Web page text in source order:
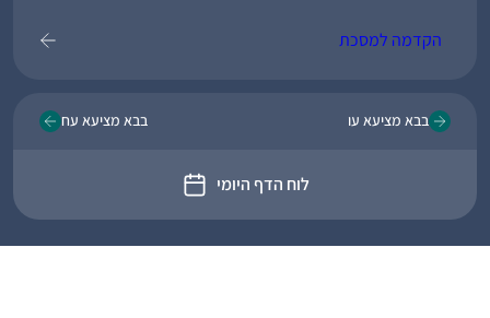
הקדמה למסכת
בבא מציעא עו
לוח הדף היומי
בבא מציעא עח